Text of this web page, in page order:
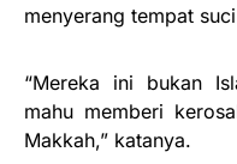
menyerang tempat
“Mereka ini bukan
mahu memberi
Makkah,” katanya.